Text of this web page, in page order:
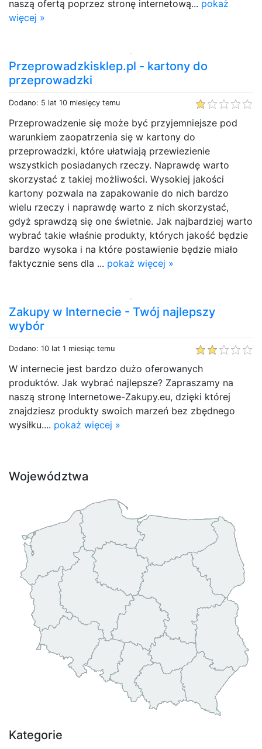
naszą ofertą poprzez stronę internetową... pokaż
więcej »
Przeprowadzkisklep.pl - kartony do
przeprowadzki
Dodano: 5 lat 10 miesięcy temu
Przeprowadzenie się może być przyjemniejsze pod
warunkiem zaopatrzenia się w kartony do
przeprowadzki, które ułatwiają przewiezienie
wszystkich posiadanych rzeczy. Naprawdę warto
skorzystać z takiej możliwości. Wysokiej jakości
kartony pozwala na zapakowanie do nich bardzo
wielu rzeczy i naprawdę warto z nich skorzystać,
gdyż sprawdzą się one świetnie. Jak najbardziej warto
wybrać takie właśnie produkty, których jakość będzie
bardzo wysoka i na które postawienie będzie miało
faktycznie sens dla ... pokaż więcej »
Zakupy w Internecie - Twój najlepszy
wybór
Dodano: 10 lat 1 miesiąc temu
W internecie jest bardzo dużo oferowanych
produktów. Jak wybrać najlepsze? Zapraszamy na
naszą stronę Internetowe-Zakupy.eu, dzięki której
znajdziesz produkty swoich marzeń bez zbędnego
wysiłku.... pokaż więcej »
Województwa
Kategorie